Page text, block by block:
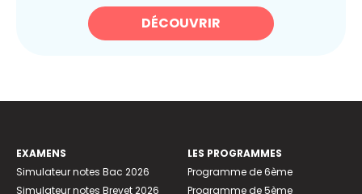
DÉCOUVRIR
EXAMENS
Simulateur notes Bac 2026
Simulateur notes Brevet 2026
LES PROGRAMMES
Programme de 6ème
Programme de 5ème